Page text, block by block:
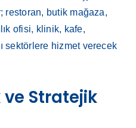
restoran, butik mağaza,
ofisi, klinik, kafe,
sektörlere hizmet verecek
ve Stratejik